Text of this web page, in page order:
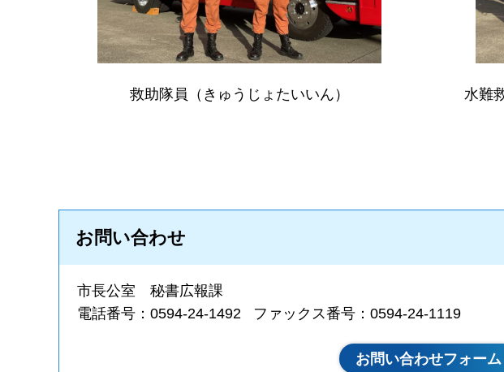
救助隊員（きゅうじょたいいん） 水難
お問い合わせ
市長公室 秘書広報課
電話番号：0594-24-1492
ファックス番号：0594-24-1119